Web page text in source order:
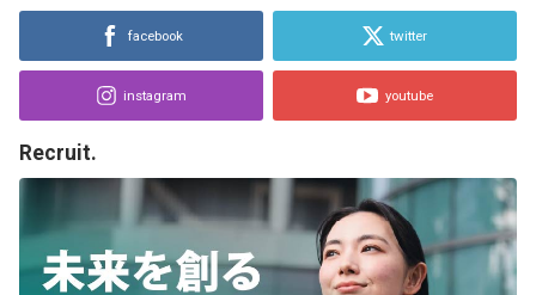
facebook twitter
instagram youtube
Recruit.